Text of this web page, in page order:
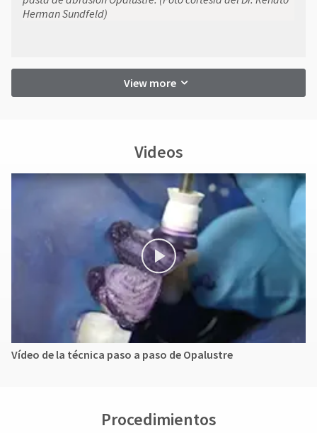
Herman Sundfeld)
View more
Videos
Vídeo de la técnica paso a paso de Opalustre
Procedimientos